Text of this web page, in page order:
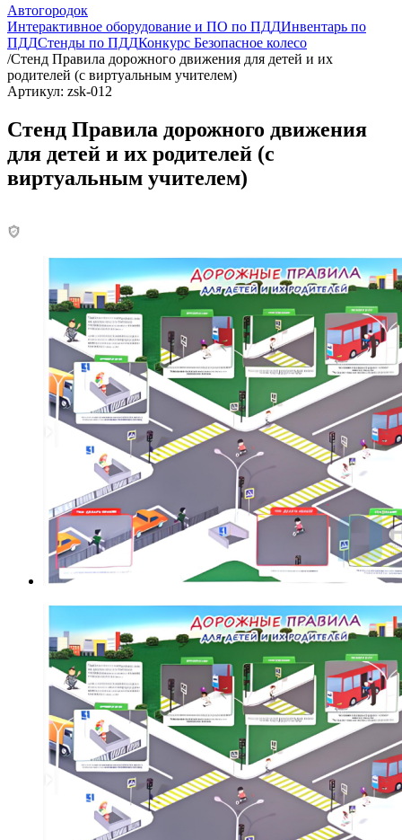
Автогородок
Интерактивное оборудование и ПО по ПДДИнвентарь по
ПДДСтенды по ПДДКонкурс Безопасное колесо
/Стенд Правила дорожного движения для детей и их
родителей (с виртуальным учителем)
Артикул: zsk-012
Стенд Правила дорожного движения
для детей и их родителей (с
виртуальным учителем)